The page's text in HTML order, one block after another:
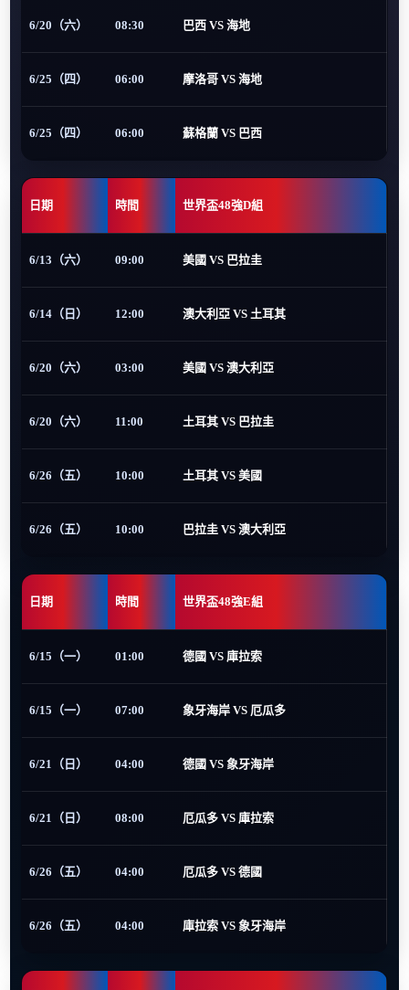
6/20（六） 08:30 巴西 VS 海地
6/25（四） 06:00 摩洛哥 VS 海地
6/25（四） 06:00 蘇格蘭 VS 巴西
日期 時間 世界盃48強D組
6/13（六） 09:00 美國 VS 巴拉圭
6/14（日） 12:00 澳大利亞 VS 土耳其
6/20（六） 03:00 美國 VS 澳大利亞
6/20（六） 11:00 土耳其 VS 巴拉圭
6/26（五） 10:00 土耳其 VS 美國
6/26（五） 10:00 巴拉圭 VS 澳大利亞
日期 時間 世界盃48強E組
6/15（一） 01:00 德國 VS 庫拉索
6/15（一） 07:00 象牙海岸 VS 厄瓜多
6/21（日） 04:00 德國 VS 象牙海岸
6/21（日） 08:00 厄瓜多 VS 庫拉索
6/26（五） 04:00 厄瓜多 VS 德國
6/26（五） 04:00 庫拉索 VS 象牙海岸